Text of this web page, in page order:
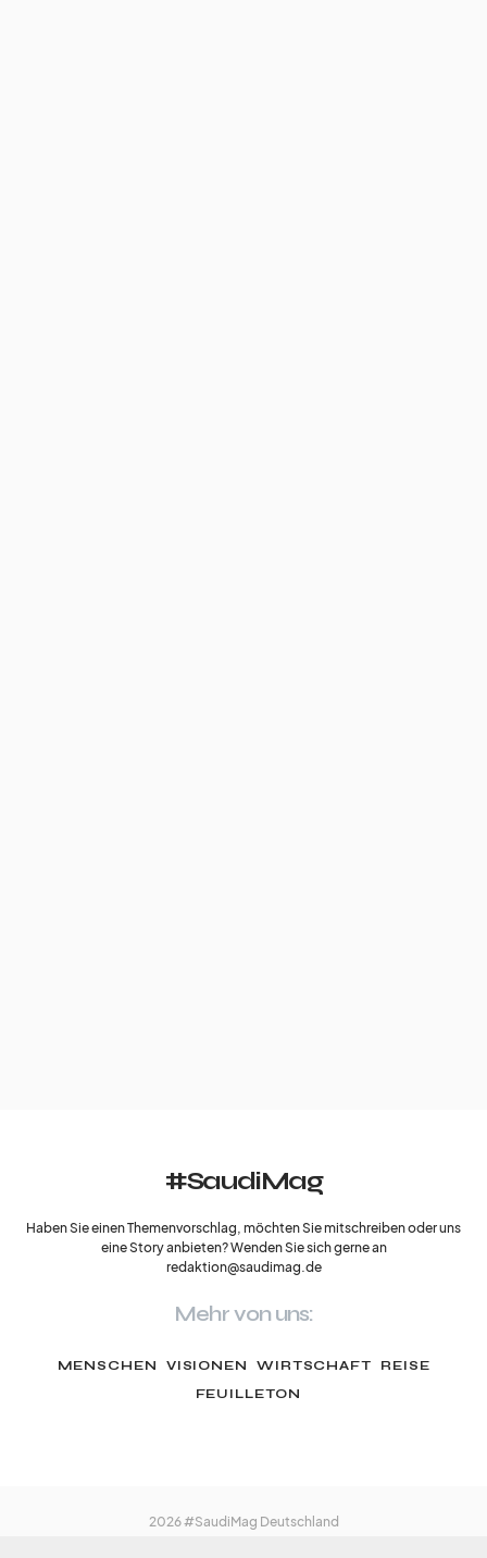
#SaudiMag
Haben Sie einen Themenvorschlag, möchten Sie mitschreiben oder uns
eine Story anbieten? Wenden Sie sich gerne an
redaktion@saudimag.de
Mehr von uns:
MENSCHEN VISIONEN WIRTSCHAFT
REISE
FEUILLETON
2026 #SaudiMag Deutschland